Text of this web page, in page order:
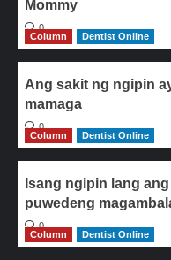
Mommy
0
Column
Dentist Online
Ang sakit ng ngipin
mamaga
0
Column
Dentist Online
Isang ngipin lang
puwedeng
0
Column
Dentist Online